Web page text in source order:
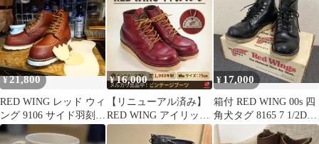
¥21,800
RED WING レッド ウィ
ング 9106 サイド羽刻印
8D 11年⑯
¥16,000
【リニューアル済み】
RED WING アイリッシ
ュセッター 半円犬タグ
¥ 17,000
箱付 RED WING 00s 四
角犬タグ 8165 7 1/2D
25.5cm